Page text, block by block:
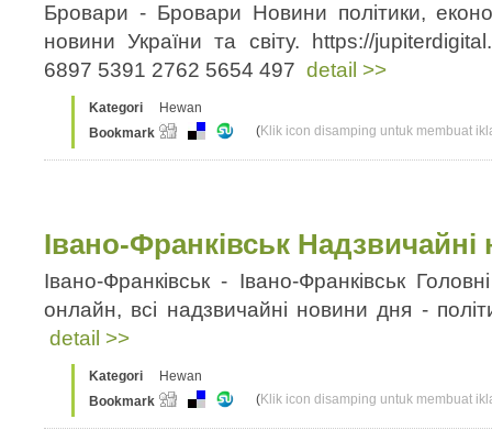
Бровари - Бровари Новини політики,
новини України та світу. https://
6897 5391 2762 5654 497 detail >>
Kategori
Hewan
Bookmark
(Klik icon disamping untuk membuat
Івано-Франківськ Надзвичайні
Івано-Франківськ - Івано-Франківськ
онлайн, всі надзвичайні новини дня -
detail >>
Kategori
Hewan
Bookmark
(Klik icon disamping untuk membuat